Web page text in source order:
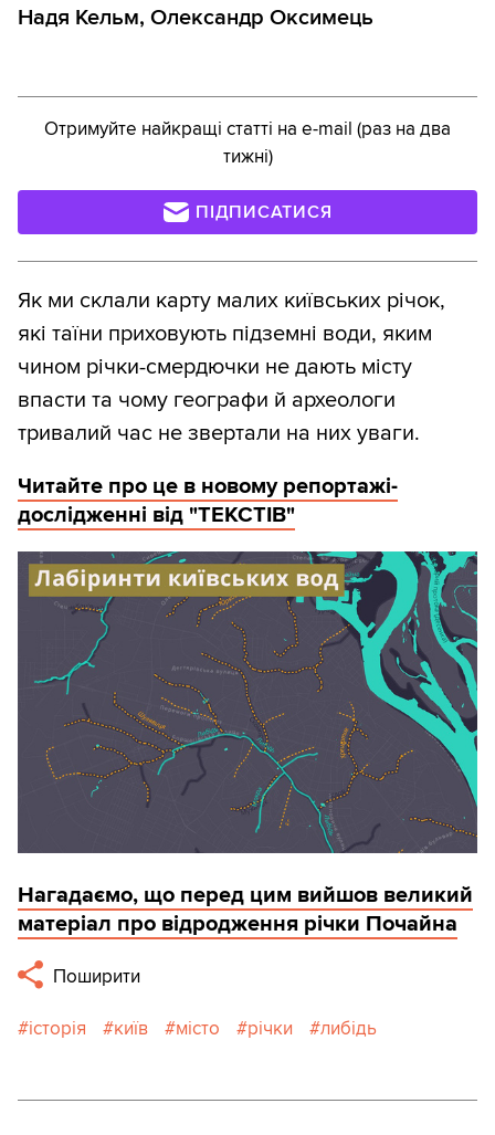
Надя Кельм, Олександр Оксимець
Отримуйте найкращі статті на e-mail (раз на два
тижні)
ПІДПИСАТИСЯ
Як ми склали карту малих київських річок,
які таїни приховують підземні води, яким
чином річки-смердючки не дають місту
впасти та чому географи й археологи
тривалий час не звертали на них уваги.
Читайте про це в новому репортажі-
дослідженні від "ТЕКСТІВ"
Нагадаємо, що перед цим вийшов великий
матеріал про відродження річки Почайна
Поширити
історія київ місто річки либідь